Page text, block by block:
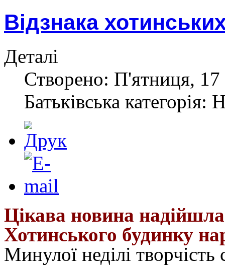
Відзнака
Деталі
Створено: П'ятниця,
Батьківська категорія:
Цікава новина надійшла
Хотинського будинку
Минулої неділі творчість